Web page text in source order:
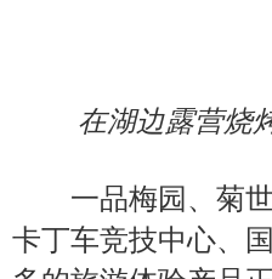
在湖边露营烧
一品梅园、菊世
卡丁车竞技中心、